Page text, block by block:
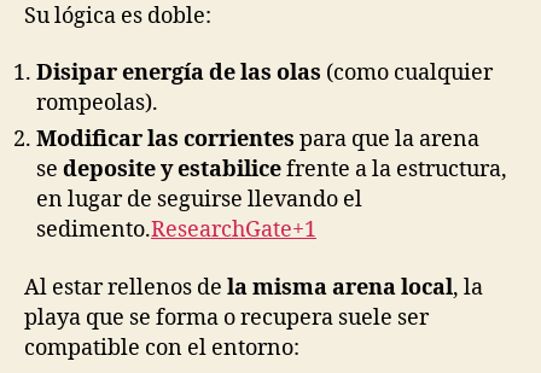
Su lógica es doble:
Disipar energía de las olas (como cualquier
rompeolas).
Modificar las corrientes para que la arena
se deposite y estabilicefrente a la estructura,
en lugar de seguirse llevando el
sedimento.ResearchGate+1
Al estar rellenos de la misma arena local, la
playa que se forma o recupera suele ser
compatible con el entorno: